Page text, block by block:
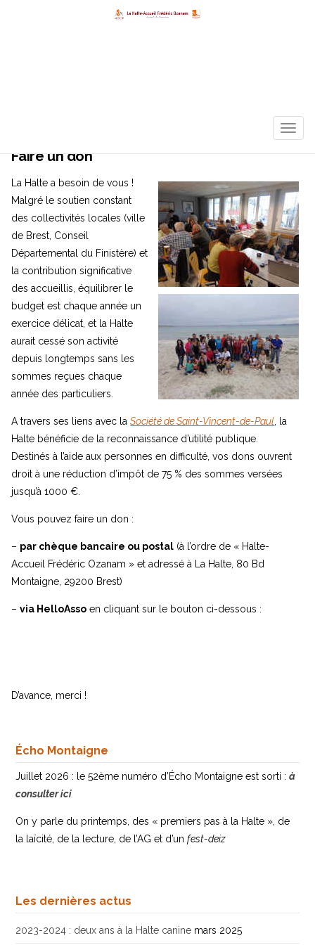
Faire un don
La Halte a besoin de vous !
Malgré le soutien constant
des collectivités locales (ville
de Brest, Conseil
Départemental du Finistère) et
la contribution significative
des accueillis, équilibrer le
budget est chaque année un
exercice délicat, et la Halte
aurait cessé son activité
depuis longtemps sans les
sommes reçues chaque
année des particuliers.
A travers ses liens avec laSociété de Saint-Vincent-de-Paul , la
Halte bénéficie de la reconnaissance d’utilité publique.
Destinés à l’aide aux personnes en difficulté, vos dons ouvrent
droit à une réduction d’impôt de 75 % des sommes versées
jusqu’à 1000 €.
Vous pouvez faire un don :
– par chèque bancaire ou postal (à l’ordre de « Halte-
Accueil Frédéric Ozanam » et adressé à La Halte, 80 Bd
Montaigne, 29200 Brest)
–via HelloAsso en cliquant sur le bouton ci-dessous :
D’avance, merci !
Écho Montaigne
Juillet 2026 : le 52ème numéro d’Écho Montaigne est sorti :à
consulter ici
On y parle du printemps, des « premiers pas à la Halte », de
la laïcité, de la lecture, de l’AG et d’unfest-deiz
Les dernières actus
2023-2024 : deux ans à la Halte canine mars 2025